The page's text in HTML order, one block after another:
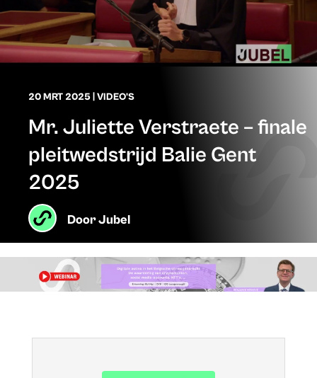
20 MRT 2025 VIDEO'S
Mr. Juliette Verstraete – finale
pleitwedstrijd Balie Gent
2025
DoorJubel